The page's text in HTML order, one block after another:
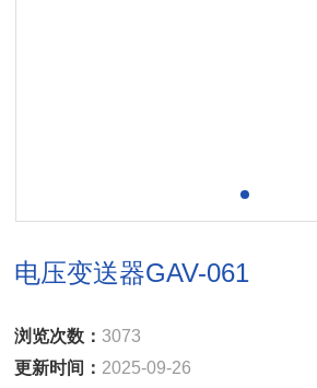
电压变送器GAV-061
浏览次数：3073
更新时间： 2025-09-26